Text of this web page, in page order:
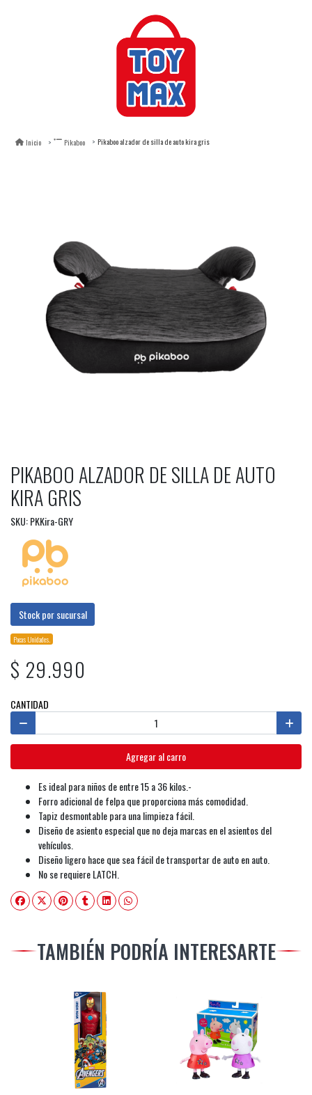
Inicio Pikaboo Pikaboo alzador de silla de auto kira gris
PIKABOO ALZADOR DE SILLA DE AUTO
KIRA GRIS
SKU: PKKira-GRY
Stock por sucursal
Pocas Unidades.
$ 29.990
CANTIDAD
Agregar al carro
Es ideal para niños de entre 15 a 36 kilos.-
Forro adicional de felpa que proporciona más comodidad.
Tapiz desmontable para una limpieza fácil.
Diseño de asiento especial que no deja marcas en el asientos del
vehículos.
Diseño ligero hace que sea fácil de transportar de auto en auto.
No se requiere LATCH.
TAMBIÉN PODRÍA INTERESARTE